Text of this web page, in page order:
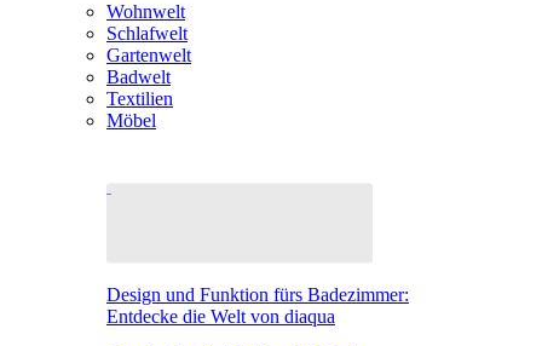
Wohnwelt
Schlafwelt
Gartenwelt
Badwelt
Textilien
Möbel
Design und Funktion fürs Badezimmer:
Entdecke die Welt von diaqua